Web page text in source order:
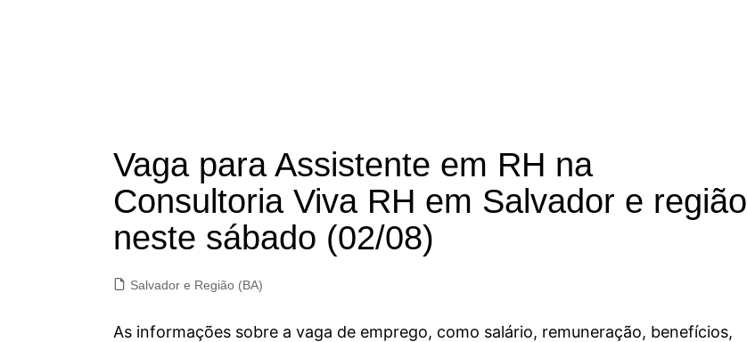
Vaga para Assistente em RH na
Consultoria Viva RH em Salvador e região
neste sábado (02/08)
Salvador e Região (BA)
As informações sobre a vaga de emprego, como salário, remuneração, benefícios,